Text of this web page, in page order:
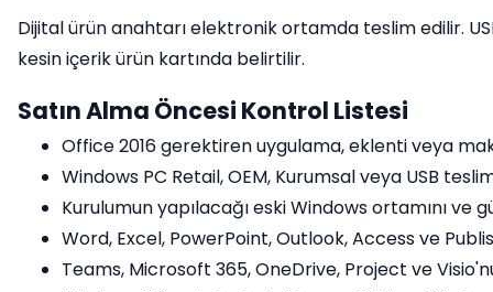
Dijital ürün anahtarı elektronik ortamda teslim edilir.
kesin içerik ürün kartında belirtilir.
Satın Alma Öncesi Kontrol Listesi
Office 2016 gerektiren uygulama, eklenti veya
Windows PC Retail, OEM, Kurumsal veya USB
Kurulumun yapılacağı eski Windows ortamını ve
Word, Excel, PowerPoint, Outlook, Access ve
Teams, Microsoft 365, OneDrive, Project ve